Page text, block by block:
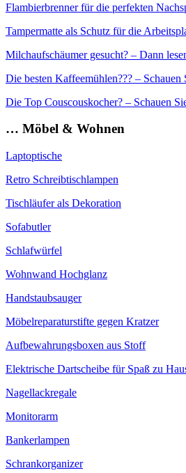
Flambierbrenner für die perfekten
Tampermatte als Schutz für die
Milchaufschäumer gesucht? – Dann
Die besten Kaffeemühlen??? – Schauen
Die Top Couscouskocher? – Schauen
… Möbel & Wohnen
Laptoptische
Retro Schreibtischlampen
Tischläufer als Dekoration
Sofabutler
Schlafwürfel
Wohnwand Hochglanz
Handstaubsauger
Möbelreparaturstifte gegen Kratzer
Aufbewahrungsboxen aus Stoff
Elektrische Dartscheibe für Spaß zu
Nagellackregale
Monitorarm
Bankerlampen
Schrankorganizer